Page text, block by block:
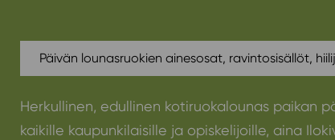
Päivän lounasruokien ainesosat, ravintosisällöt,
Herkullinen, edullinen kotiruokalounas paikan
kaikille kaupunkilaisille ja opiskelijoille, aina